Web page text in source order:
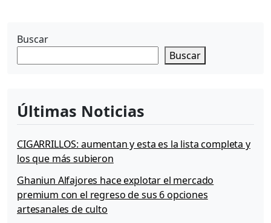
S
e
s
Buscar
Buscar
Últimas Noticias
CIGARRILLOS: aumentan y esta es la lista completa y
los que más subieron
Ghaniun Alfajores hace explotar el mercado
premium con el regreso de sus 6 opciones
artesanales de culto